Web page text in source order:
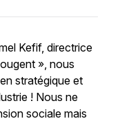
Kefif, directrice
», nous
stratégique et
! Nous ne
sociale mais